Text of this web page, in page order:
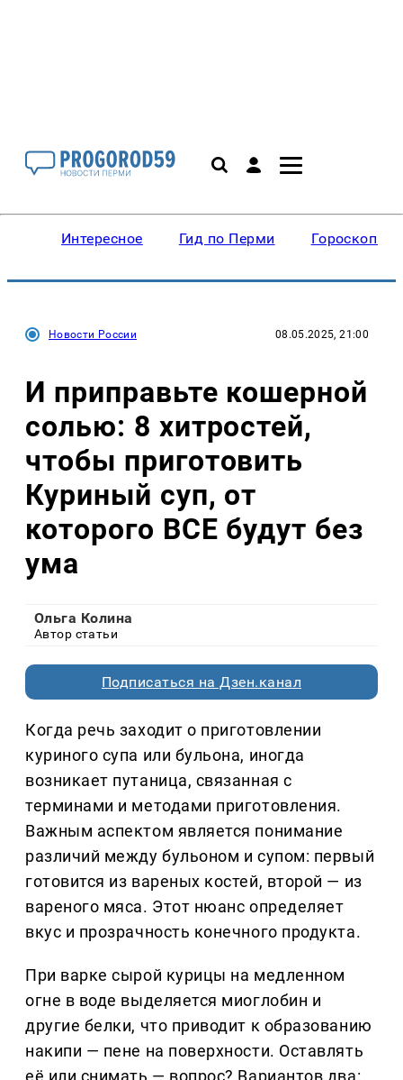
Интересное Гид по Перми Гороскопы
Новости России 08.05.2025, 21:00
И приправьте кошерной
солью: 8 хитростей,
чтобы приготовить
Куриный суп, от
которого ВСЕ будут без
ума
Ольга Колина
Автор статьи
Подписаться на Дзен.канал
Когда речь заходит о приготовлении
куриного супа или бульона, иногда
возникает путаница, связанная с
терминами и методами приготовления.
Важным аспектом является понимание
различий между бульоном и супом: первый
готовится из вареных костей, второй — из
вареного мяса. Этот нюанс определяет
вкус и прозрачность конечного продукта.
При варке сырой курицы на медленном
огне в воде выделяется миоглобин и
другие белки, что приводит к образованию
накипи — пене на поверхности. Оставлять
её или снимать — вопрос? Вариантов два: